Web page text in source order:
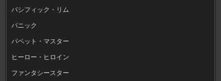
パシフィック・リム
パニック
パペット・マスター
ヒーロー・ヒロイン
ファンタシースター